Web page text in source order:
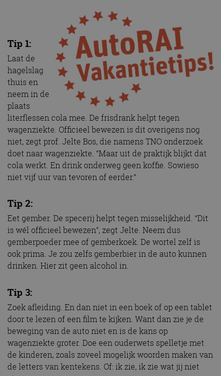
Tip 1:
Laat de
hagelslag
thuis en
neem in de
plaats
literflessen cola mee. De frisdrank helpt tegen
wagenziekte. Officieel bewezen is dit overigens nog
niet, zegt prof. Jelte Bos, die namens TNO onderzoek
doet naar wagenziekte. “Maar uit de praktijk blijkt dat
cola werkt. En drink onderweg geen koffie. Sowieso
niet vijf uur van tevoren of eerder.”
Tip 2:
Eet gember. De specerij helpt tegen misselijkheid. “Dit
is wél officieel bewezen”, zegt Jelte. Neem dus
gemberpoeder mee of gemberkoek. De wortel zelf is
ook prima. Je zou zelfs gemberbier in de auto kunnen
drinken. Hier zit geen alcohol in.
Tip 3:
Zoek afleiding. En dan niet in een boek of op een tablet
door te lezen of een film te kijken. Want dan zie je de
beweging van de auto niet en is de kans op
wagenziekte groter. Doe een ouderwets spelletje met
de kinderen, zoals zoveel mogelijk woorden maken van
de letters van kentekens. Of: ik zie, ik zie wat jij niet